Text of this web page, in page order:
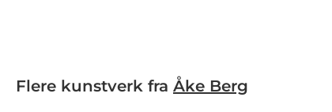
Flere kunstverk fra Åke Berg